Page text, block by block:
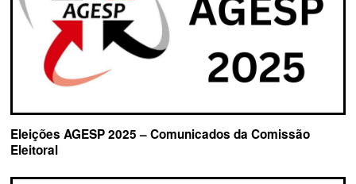
Eleições AGESP 2025 – Comunicados da Comissão
Eleitoral